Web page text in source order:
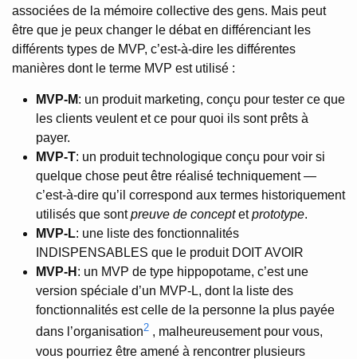
associées de la mémoire collective des gens. Mais peut
être que je peux changer le débat en différenciant les
différents types de MVP, c’est-à-dire les différentes
manières dont le terme MVP est utilisé :
MVP-M: un produit marketing, conçu pour tester ce que
les clients veulent et ce pour quoi ils sont prêts à
payer.
MVP-T: un produit technologique conçu pour voir si
quelque chose peut être réalisé techniquement —
c’est-à-dire qu’il correspond aux termes historiquement
utilisés que sontpreuve de conceptetprototype.
MVP-L: une liste des fonctionnalités
INDISPENSABLES que le produit DOIT AVOIR
MVP-H : un MVP de type hippopotame, c’est une
version spéciale d’un MVP-L, dont la liste des
fonctionnalités est celle de la personne la plus payée
dans l’organisation2 , malheureusement pour vous,
vous pourriez être amené à rencontrer plusieurs